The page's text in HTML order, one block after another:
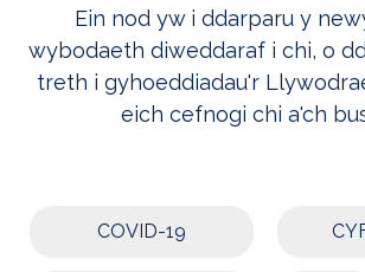
Ein nod yw i ddarparu y
wybodaeth diweddaraf i chi, o
treth i gyhoeddiadau'r
eich cefnogi chi a'ch
COVID-19